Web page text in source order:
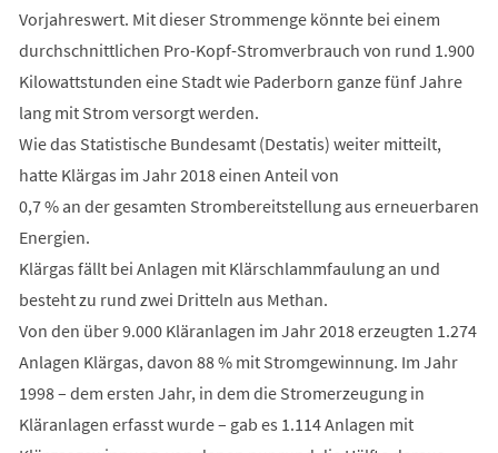
Vorjahreswert. Mit dieser Strommenge könnte bei einem
durchschnittlichen Pro-Kopf-Stromverbrauch von rund 1.900
Kilowattstunden eine Stadt wie Paderborn ganze fünf Jahre
lang mit Strom versorgt werden.
Wie das Statistische Bundesamt (Destatis) weiter mitteilt,
hatte Klärgas im Jahr 2018 einen Anteil von
0,7 % an der gesamten Strombereitstellung aus erneuerbaren
Energien.
Klärgas fällt bei Anlagen mit Klärschlammfaulung an und
besteht zu rund zwei Dritteln aus Methan.
Von den über 9.000 Kläranlagen im Jahr 2018 erzeugten 1.274
Anlagen Klärgas, davon 88 % mit Stromgewinnung. Im Jahr
1998 – dem ersten Jahr, in dem die Stromerzeugung in
Kläranlagen erfasst wurde – gab es 1.114 Anlagen mit